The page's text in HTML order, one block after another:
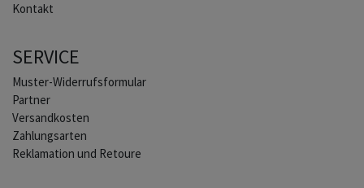
Kontakt
SERVICE
Muster-Widerrufsformular
Partner
Versandkosten
Zahlungsarten
Reklamation und Retoure